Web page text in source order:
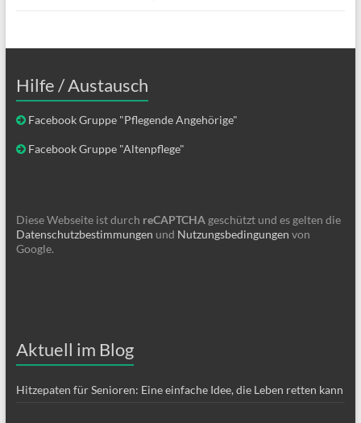
Hilfe / Austausch
Facebook Gruppe "Pflegende Angehörige"
Facebook Gruppe "Altenpflege"
Diese Webseite ist durch reCAPTCHAgeschützt und es gelten die
Datenschutzbestimmungen und Nutzungsbedingungen von
Google.
Aktuell im Blog
Hitzepaten für Senioren: Eine einfache Idee, die Leben retten kann